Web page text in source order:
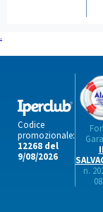
.
Codice
promozionale:
12268 del
9/08/2026
n.